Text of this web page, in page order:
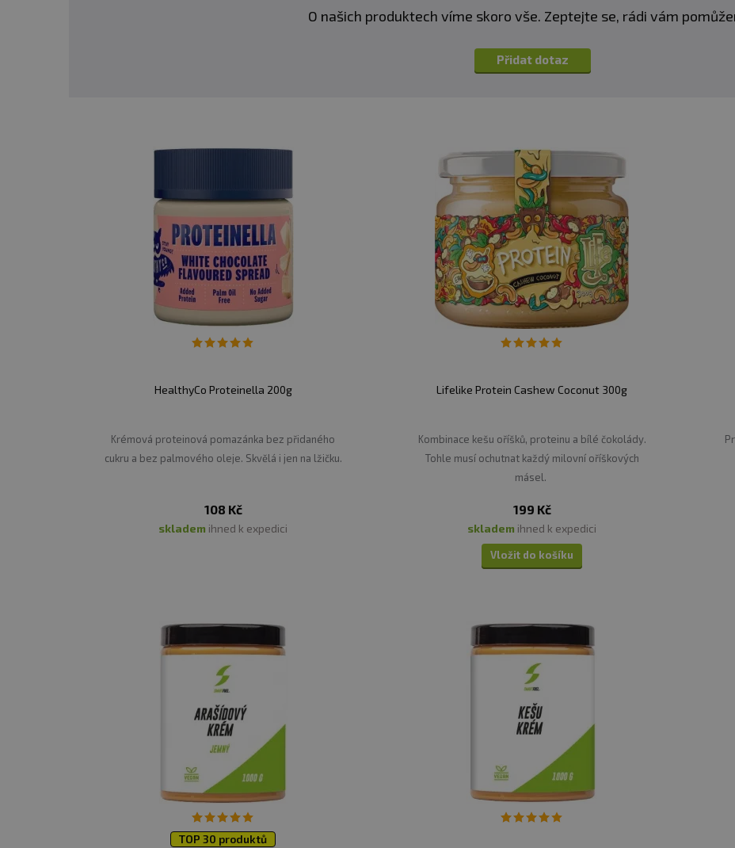
O našich produktech víme skoro vše. Zeptejte se, rádi vám
Přidat dotaz
HealthyCo Proteinella 200g
Krémová proteinová pomazánka bez přidaného
cukru a bez palmového oleje. Skvělá i jen na lžičku.
108 Kč
skladem ihned k expedici
Lifelike Protein Cashew Coconut 300g
Kombinace kešu oříšků, proteinu a bílé čokolády.
Tohle musí ochutnat každý milovní oříškových
másel.
199 Kč
skladem ihned k expedici
Vložit do košíku
TOP 30 produktů